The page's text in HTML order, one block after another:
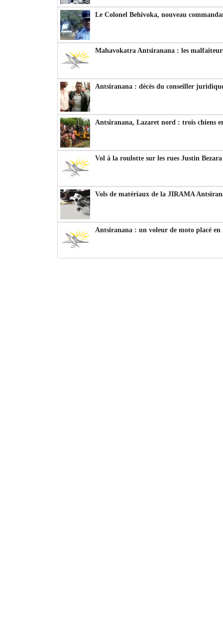
Le Colonel Behivoka, nouveau
Mahavokatra Antsiranana : les
Antsiranana : décès du conseiller
Antsiranana, Lazaret nord : trois chiens
Vol à la roulotte sur les rues Justin
Vols de matériaux de la JIRAMA
Antsiranana : un voleur de moto placé en